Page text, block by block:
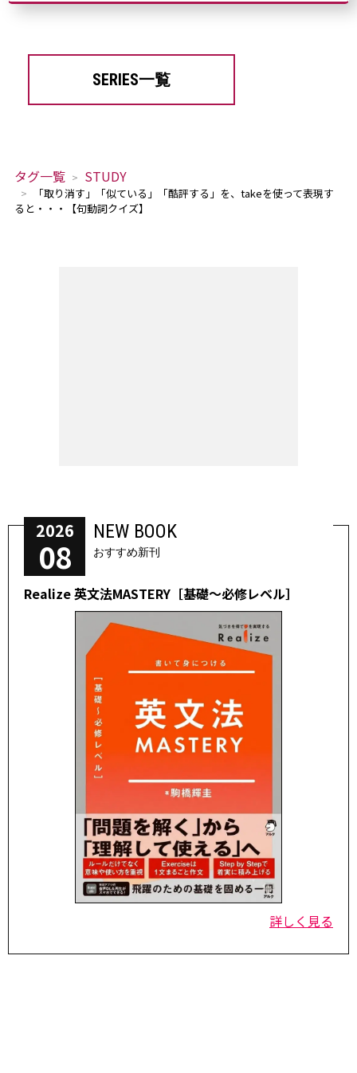
SERIES一覧
タグ一覧 STUDY
「取り消す」「似ている」「酷評する」を、takeを使って表現す
ると・・・【句動詞クイズ】
2026
08
NEW BOOK
おすすめ新刊
Realize 英文法MASTERY［基礎～必修レベル］
詳しく見る